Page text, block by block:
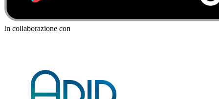
In collaborazione con